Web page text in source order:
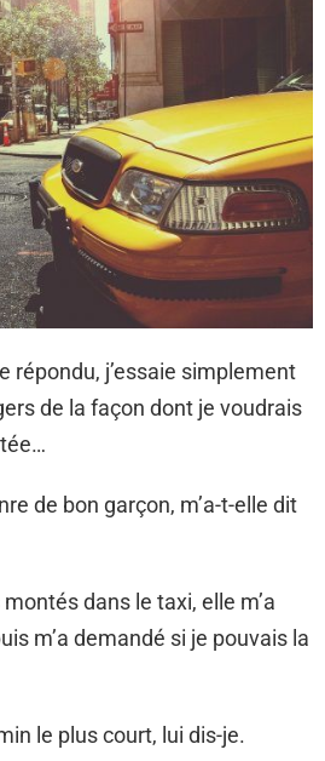
répondu, j’essaie simplement
de la façon dont je voudrais
de bon garçon, m’a-t-elle dit
dans le taxi, elle m’a
m’a demandé si je pouvais la
le plus court, lui dis-je.